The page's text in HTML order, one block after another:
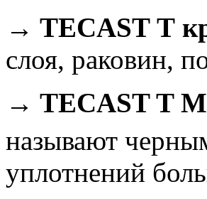
→ TECAST Т
слоя, раковин,
→ TECAST T
называют
уплотнений